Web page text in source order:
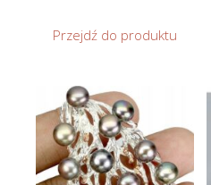
Przejdź do produktu